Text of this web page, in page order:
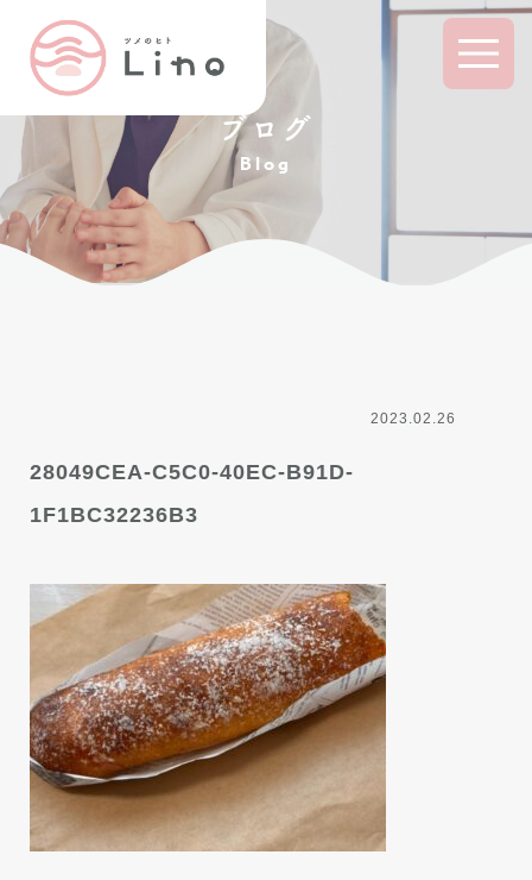
ブログ
Blog
2023.02.26
28049CEA-C5C0-40EC-B91D-
1F1BC32236B3